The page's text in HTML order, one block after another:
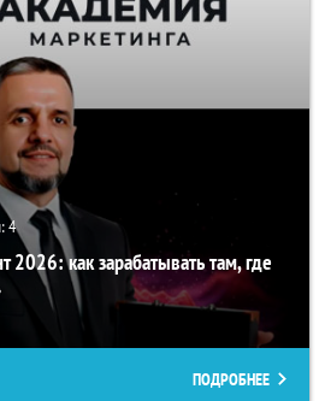
4
2026: как зарабатывать там, где
ПОДРОБНЕЕ